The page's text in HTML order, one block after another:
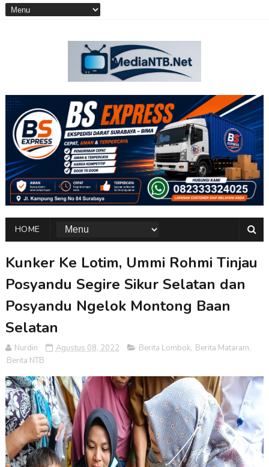
HOME
Kunker Ke Lotim, Ummi Rohmi Tinjau
Posyandu Segire Sikur Selatan dan
Posyandu Ngelok Montong Baan
Selatan
Nurdin Agustus 08, 2022 Berita Lombok, Berita Mataram,
Berita NTB